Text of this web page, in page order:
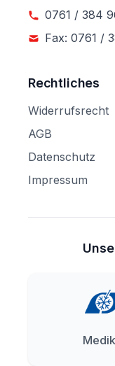
0761 / 384
Fax: 0761 /
Rechtliches
Widerrufsrecht
AGB
Datenschutz
Impressum